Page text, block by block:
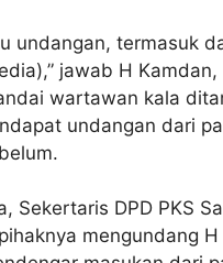
undangan, termasuk
jawab H
wartawan kala
undangan dari
Sekertaris DPD PKS
mengundang